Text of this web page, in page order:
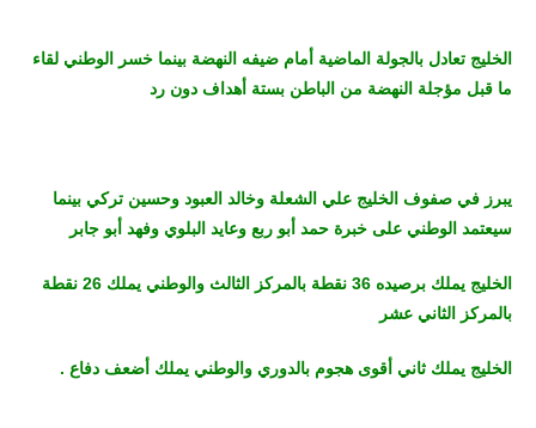
الخليج تعادل بالجولة الماضية أمام ضيفه النهضة بينما خسر الوطني لقاء
ما قبل مؤجلة النهضة من الباطن بستة أهداف دون رد
يبرز في صفوف الخليج علي الشعلة وخالد العبود وحسين تركي بينما
سيعتمد الوطني على خبرة حمد أبو ربع وعايد البلوي وفهد أبو جابر
الخليج يملك برصيده 36 نقطة بالمركز الثالث والوطني يملك 26 نقطة
بالمركز الثاني عشر
الخليج يملك ثاني أقوى هجوم بالدوري والوطني يملك أضعف دفاع .